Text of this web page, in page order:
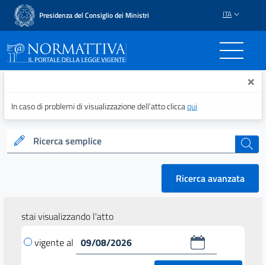
Presidenza del Consiglio dei Ministri ITA
Normattiva - Il portale ×
In caso di problemi di visualizzazione dell’atto cliccaqui
Ricerca semplice cerca
Ricerca avanzata
stai visualizzando l'atto
vigente al